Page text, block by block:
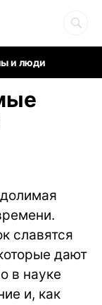
и люди
славятся
дают
в науке
и, как